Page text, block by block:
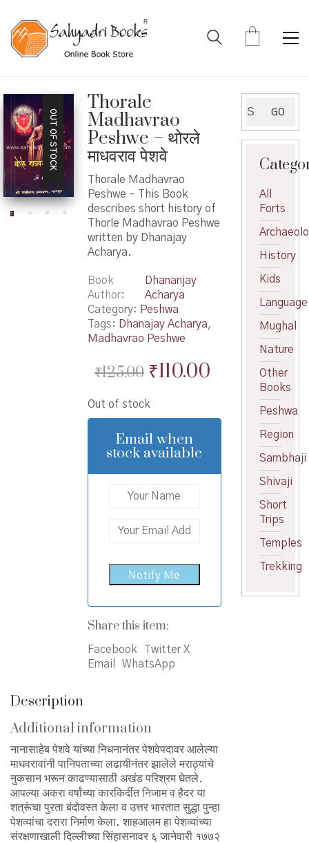
OUT OF STOCK
Thorale
Madhavrao
Peshwe – थोरले
माधवराव पेशवे
Thorale Madhavrao
Peshwe – This Book
describes short history of
Thorle Madhavrao Peshwe
written by Dhanajay
Acharya.
Book
Author
Dhananjay
Acharya
Category: Peshwa
Tags: Dhanajay Acharya,
Madhavrao Peshwe
₹125.00 Original
was:
₹125.00.
₹110.00Current
is:
₹110.00.
Out of stock
Email when
stock available
Share this item:
Facebook
Twitter X
Email
WhatsApp
Description
Additional information
नानासाहेब पेशवे यांच्या निधनानंतर पेशवेपदावर आलेल्या
माधवरावांनी पानिपताच्या लढायीनंतर झालेले मराठ्यांचे
नुकसान भरून काढण्यासाठी अखंड परिश्रम घेतले.
आपल्या अकरा वर्षांच्या कारकिर्दीत निजाम व हैदर या
शत्रूंचा पुरता बंदोवस्त केला व उत्तर भारतात सुद्धा पुन्हा
पेशव्यांचा दरारा निर्माण केला. शाहआलम हा पेशव्यांच्या
संरक्षणाखाली दिल्लीच्या सिंहासनावर ६ जानेवारी १७७२
for:
GO
All
Forts
History
Kids
Language
Mughal
Nature
Other
Books
Peshwa
Region
Sambhaji
Shivaji
Short
Trips
Temples
Trekking